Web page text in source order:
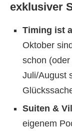
exklusiver
Timing ist
Oktober
schon
Juli/August
Suiten &
eigenem